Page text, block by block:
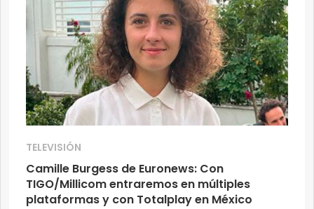
TELEVISIÓN
Camille Burgess de Euronews: Con
TIGO/Millicom entraremos en múltiples
plataformas y con Totalplay en México